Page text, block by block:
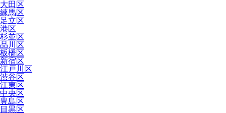
大田区
練馬区
足立区
港区
杉並区
品川区
板橋区
新宿区
江戸川区
渋谷区
江東区
中央区
豊島区
目黒区